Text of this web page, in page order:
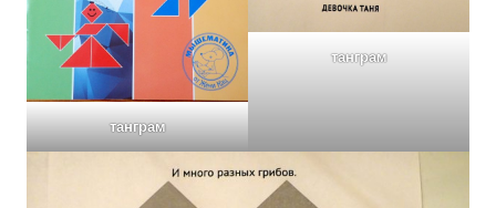
танграм
танграм